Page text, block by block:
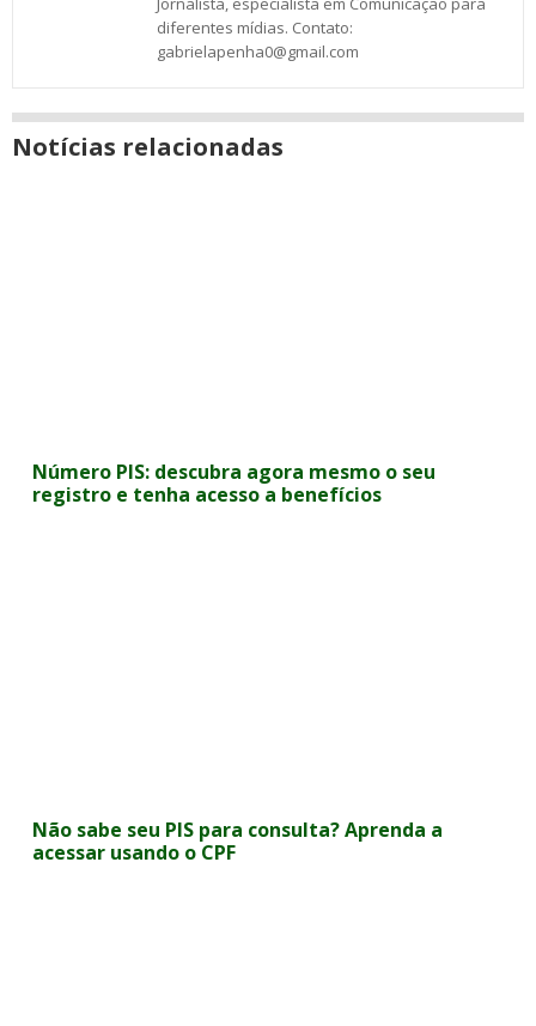
diferentes mídias. Contato:
gabrielapenha0@gmail.com
Notícias relacionadas
Número PIS: descubra agora mesmo o seu
registro e tenha acesso a benefícios
Não sabe seu PIS para consulta? Aprenda a
acessar usando o CPF